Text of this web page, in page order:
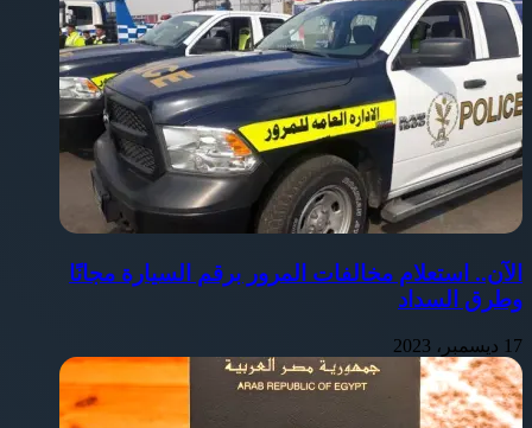
الآن.. استعلام مخالفات المرور برقم السيارة مجانًا
وطرق السداد
17 ديسمبر، 2023